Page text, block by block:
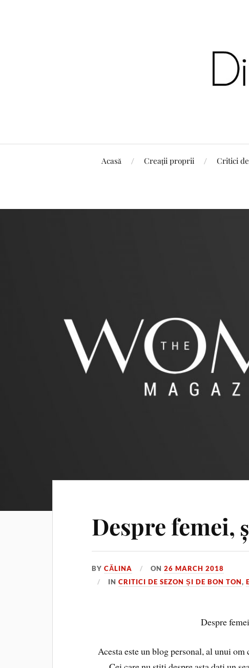
Acasă Creații proprii Critici
Despre femei,
BYCĂLINA ON26 MARCH 2018
INCRITICI DE SEZON ȘI DE BON TON,
Despre
Acesta este un blog personal, al unui